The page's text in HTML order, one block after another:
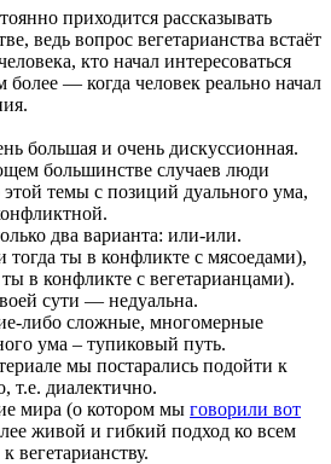
приходится рассказывать
ведь вопрос вегетарианства встаёт
кто начал интересоваться
— когда человек реально начал
большая и очень дискуссионная.
большинстве случаев люди
темы с позиций дуального ума,
два варианта: или-или.
тогда ты в конфликте с мясоедами),
в конфликте с вегетарианцами).
сути — недуальна.
либо сложные, многомерные
ума – тупиковый путь.
мы постарались подойти к
т.е. диалектично.
мира (о котором мы говорили вот
живой и гибкий подход ко всем
вегетарианству.